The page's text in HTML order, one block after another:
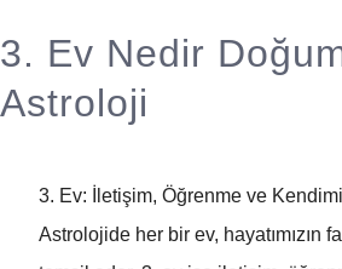
3. Ev Nedir
Astroloji
3. Ev: İletişim, Öğrenme ve
Astrolojide her bir ev, hayatımızın